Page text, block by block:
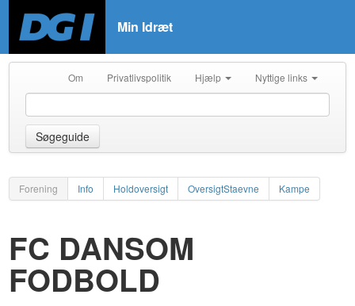
Min Idræt
Om Privatlivspolitik Hjælp Nyttige links
Søgeguide
Forening Info Holdoversigt OversigtStaevne Kampe
FC DANSOM
FODBOLD